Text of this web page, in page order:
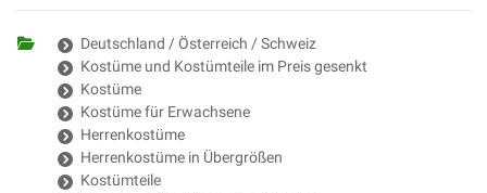
Deutschland / Österreich / Schweiz
Kostüme und Kostümteile im Preis gesenkt
Kostüme
Kostüme für Erwachsene
Herrenkostüme
Herrenkostüme in Übergrößen
Kostümteile